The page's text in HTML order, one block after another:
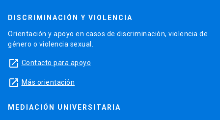
DISCRIMINACIÓN Y VIOLENCIA
Orientación y apoyo en casos de discriminación, violencia de
género o violencia sexual.
launch Contacto para apoyo
launch Más orientación
MEDIACIÓN UNIVERSITARIA